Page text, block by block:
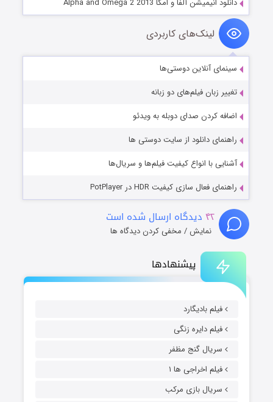
پیشنهادها
فیلم بادیگارد
فیلم دایره زنگی
سریال گنج مظفر
فیلم اخراجی ها ۱
سریال بازی مرکب
دانلود انیمیشن آلفا و امگا Alpha and Omega 2 2013
لینک‌های کاربردی
سینمای آنلاین دوستی‌ها
تغییر زبان فیلم‌های دو زبانه
اضافه کردن صدای دوبله به ویدئو
راهنمای دانلود از سایت دوستی ها
آشنایی با انواع کیفیت فیلم‌ها و سریال‌ها
راهنمای فعال سازی کیفیت HDR در PotPlayer
۴۲ دیدگاه ارسال شده است
نمایش / مخفی کردن دیدگاه ها